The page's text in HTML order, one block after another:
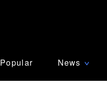
Popular News ∨